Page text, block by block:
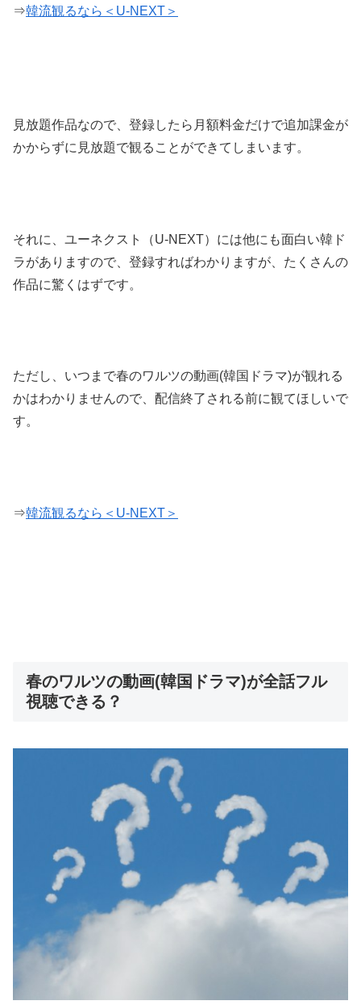
⇒韓流観るなら＜U-NEXT＞
見放題作品なので、登録したら月額料金だけで追加課金が
かからずに見放題で観ることができてしまいます。
それに、ユーネクスト（U-NEXT）には他にも面白い韓ド
ラがありますので、登録すればわかりますが、たくさんの
作品に驚くはずです。
ただし、いつまで春のワルツの動画(韓国ドラマ)が観れる
かはわかりませんので、配信終了される前に観てほしいで
す。
⇒韓流観るなら＜U-NEXT＞
春のワルツの動画(韓国ドラマ)が全話フル
視聴できる？